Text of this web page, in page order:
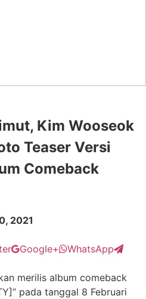
Kim Wooseok
Teaser Versi
Comeback
2021
Google+
WhatsApp
merilis album comeback
pada tanggal 8 Februari